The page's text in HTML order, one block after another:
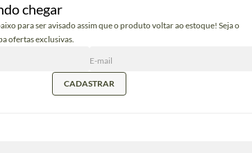
chegar
para ser avisado assim que o produto voltar ao estoque! Seja o
ofertas exclusivas.
CADASTRAR